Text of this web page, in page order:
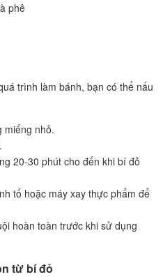
phê
trình làm bánh, bạn có thể nấu
miếng nhỏ.
20-30 phút cho đến khi bí đỏ
tố hoặc máy xay thực phẩm để
hoàn toàn trước khi sử dụng
từ bí đỏ